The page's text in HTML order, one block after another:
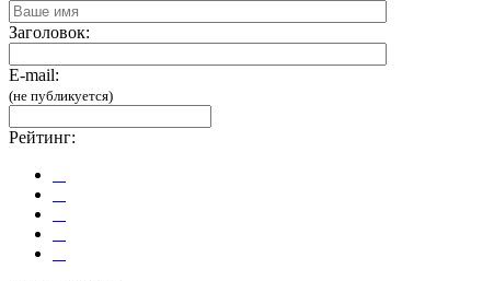
Заголовок:
E-mail:
(не публикуется)
Рейтинг: